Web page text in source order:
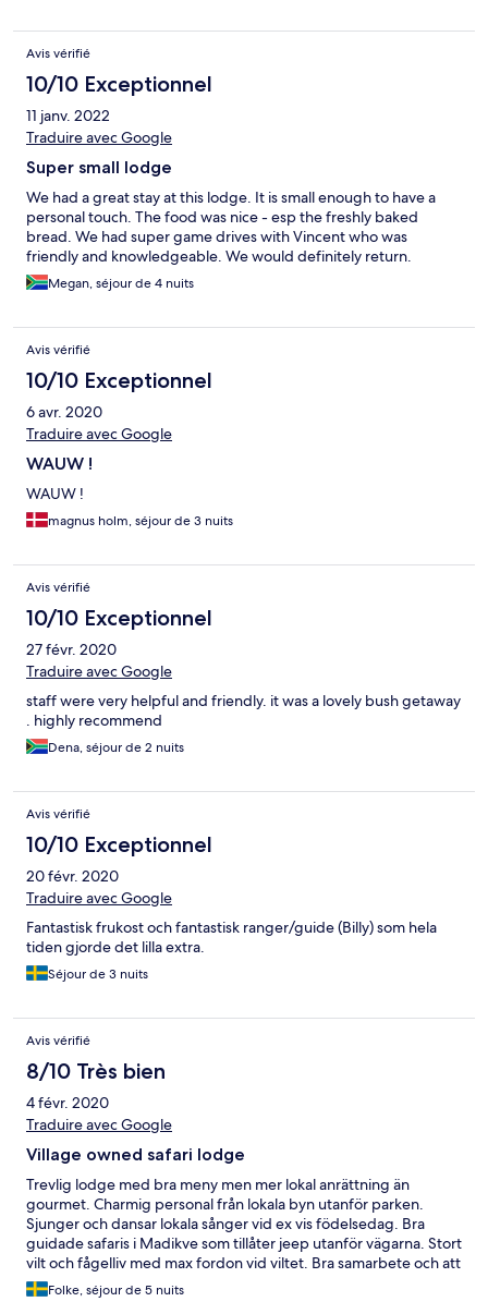
Avis vérifié
10/10 Exceptionnel
11 janv. 2022
Traduire avec Google
Super small lodge
We had a great stay at this lodge. It is small enough to have a
personal touch. The food was nice - esp the freshly baked
bread. We had super game drives with Vincent who was
friendly and knowledgeable. We would definitely return.
Megan, séjour de 4 nuits
Avis vérifié
10/10 Exceptionnel
6 avr. 2020
Traduire avec Google
WAUW !
WAUW !
magnus holm, séjour de 3 nuits
Avis vérifié
10/10 Exceptionnel
27 févr. 2020
Traduire avec Google
staff were very helpful and friendly. it was a lovely bush getaway
. highly recommend
Dena, séjour de 2 nuits
Avis vérifié
10/10 Exceptionnel
20 févr. 2020
Traduire avec Google
Fantastisk frukost och fantastisk ranger/guide (Billy) som hela
tiden gjorde det lilla extra.
Séjour de 3 nuits
Avis vérifié
8/10 Très bien
4 févr. 2020
Traduire avec Google
Village owned safari lodge
Trevlig lodge med bra meny men mer lokal anrättning än
gourmet. Charmig personal från lokala byn utanför parken.
Sjunger och dansar lokala sånger vid ex vis födelsedag. Bra
guidade safaris i Madikve som tillåter jeep utanför vägarna. Stort
vilt och fågelliv med max fordon vid viltet. Bra samarbete och att
rekommendera för bra safari upplevelse med lokal guide.
Boendet i tält är i behov av renovering men är rent och prydligt.
Folke, séjour de 5 nuits